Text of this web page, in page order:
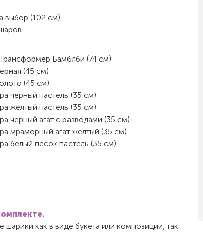
выбор (102 см)
Бамблби (74 см)
(45 см)
(45 см)
черный пастель (35 см)
желтый пастель (35 см)
черный агат с разводами (35 см)
мраморный агат желтый (35 см)
белый песок пастель (35 см)
как в виде букета или композиции, так